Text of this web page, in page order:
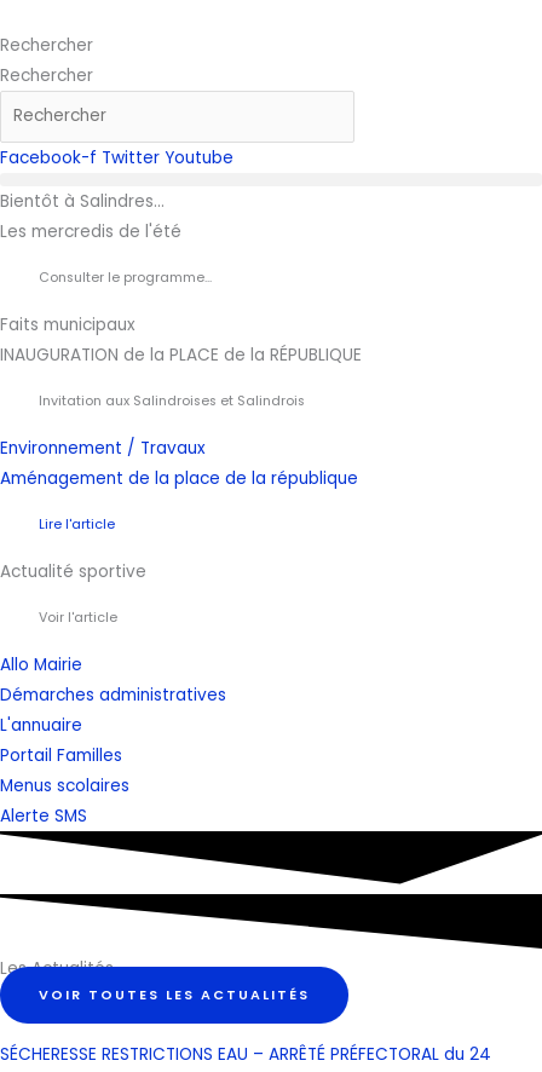
au
contenu
Rechercher
Rechercher
Facebook-f Twitter Youtube
Bientôt à Salindres...
Les mercredis de l'été
Consulter le programme...
Faits municipaux
INAUGURATION de la PLACE de la RÉPUBLIQUE
Invitation aux Salindroises et Salindrois
Environnement / Travaux
Aménagement de la place de la république
Lire l'article
Actualité sportive
Voir l'article
Allo Mairie
Démarches administratives
L'annuaire
Portail Familles
Menus scolaires
Alerte SMS
Les Actualités
VOIR TOUTES LES ACTUALITÉS
SÉCHERESSE RESTRICTIONS EAU – ARRÊTÉ PRÉFECTORAL du 24